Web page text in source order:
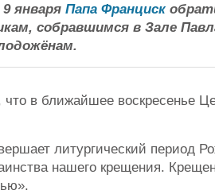
января Папа Франциск
собравшимся в Зале
в ближайшее воскресенье
литургический период
нашего крещения.